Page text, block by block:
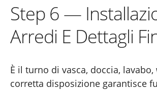
Step 6 —
Arredi E Dettagli
È il turno di vasca, doccia,
corretta disposizione garantisce